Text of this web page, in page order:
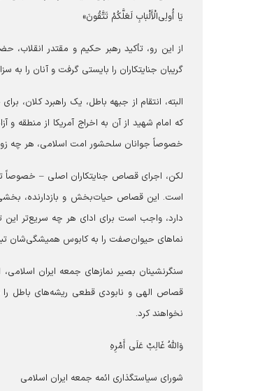
یَا أُولِی‌الْأَلْبَابِ لَعَلَّکُمْ تَتَّقُونَ»
از این رو، تأکید رهبر حکیم و مقتدر
گریبان جنایتکاران را بایستی گرفت و آنان را
البته، انتقام از جبهه باطل، یک راهبرد
که امام شهید از آن به اخراج آمریکا از
خصوصاً جوانان سلحشور امت اسلامی، هر چه
لکن، اجرای قصاص جنایتکاران اصلی – خصوصاً
است. این قصاص حیات‌بخش و بازدارنده،
دارد، واجب است برای ادای هر چه سریع‌تر این
نماهای حیوان‌صفت را به کابوس همیشگی‌شان
سنگرنشینان بصیر نمازهای جمعه ایران
قصاص الهی و نابودی قطعی ریشه‌های باطل را
نخواهند کرد.
وَاللّهُ غَالِبٌ عَلَی أَمْرِهِ
شورای سیاستگذاری ائمه جمعه ایران اسلامی